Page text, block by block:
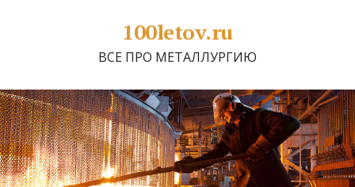
100letov.ru
ВСЕ ПРО МЕТАЛЛУРГИЮ